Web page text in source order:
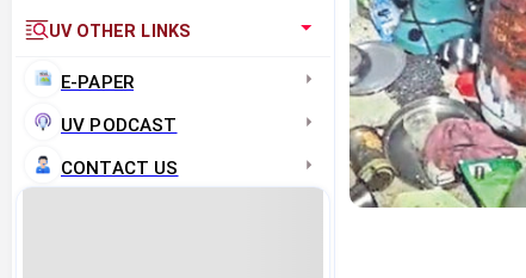
UV OTHER LINKS
E-PAPER
UV PODCAST
CONTACT US